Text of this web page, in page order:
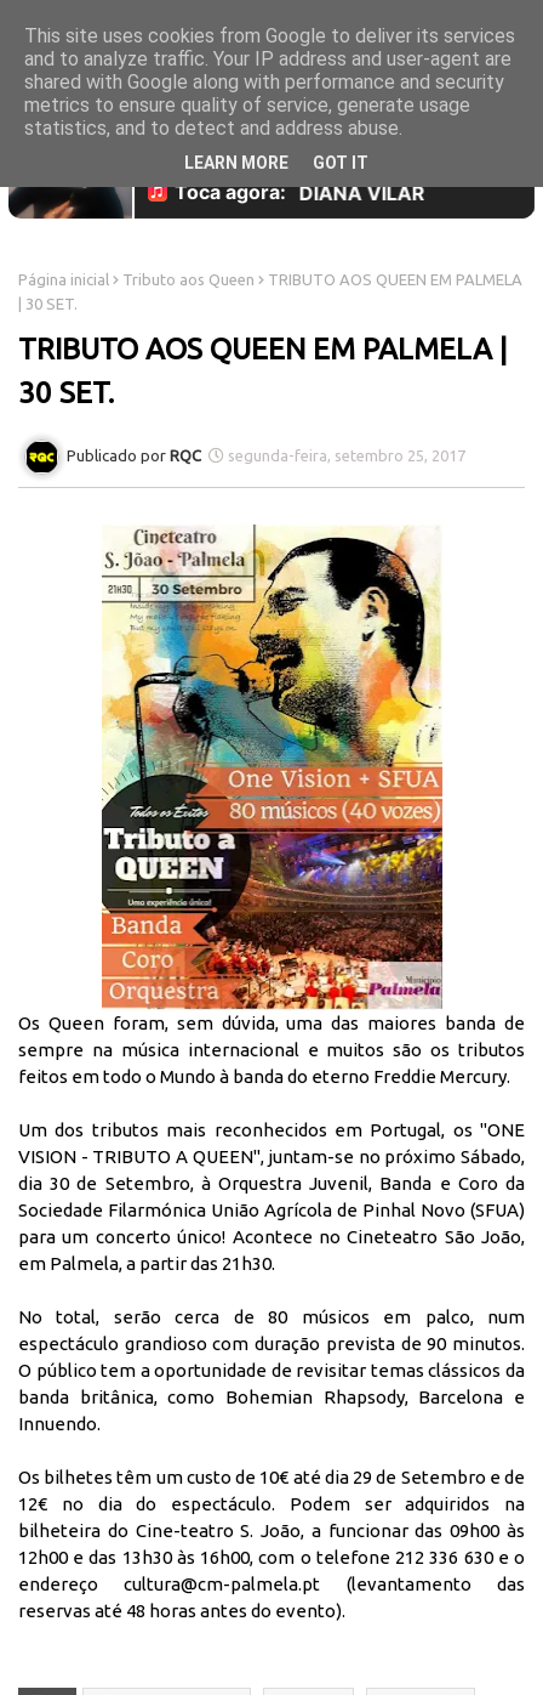
Página inicial Tributo aos Queen
TRIBUTO AOS QUEEN EM PALMELA
| 30 SET.
TRIBUTO AOS QUEEN EM PALMELA |
30 SET.
RQC segunda-feira, setembro 25, 2017
Os Queen foram, sem dúvida, uma das maiores banda de
sempre na música internacional e muitos são os tributos
feitos em todo o Mundo à banda do eterno Freddie Mercury.
Um dos tributos mais reconhecidos em Portugal, os "ONE
VISION - TRIBUTO A QUEEN", juntam-se no próximo Sábado,
dia 30 de Setembro, à Orquestra Juvenil, Banda e Coro da
Sociedade Filarmónica União Agrícola de Pinhal Novo (SFUA)
para um concerto único! Acontece no Cineteatro São João,
em Palmela, a partir das 21h30.
No total, serão cerca de 80 músicos em palco, num
espectáculo grandioso com duração prevista de 90 minutos.
O público tem a oportunidade de revisitar temas clássicos da
banda britânica, como Bohemian Rhapsody, Barcelona e
Innuendo.
Os bilhetes têm um custo de 10€ até dia 29 de Setembro e de
12€ no dia do espectáculo. Podem ser adquiridos na
bilheteira do Cine-teatro S. João, a funcionar das 09h00 às
12h00 e das 13h30 às 16h00, com o telefone 212 336 630 e o
endereçocultura@cm-palmela.pt (levantamento das
reservas até 48 horas antes do evento).
This site uses cookies from Google to deliver its services
and to analyze traffic. Your IP address and user-agent are
shared with Google along with performance and security
metrics to ensure quality of service, generate usage
statistics, and to detect and address abuse.
LEARN MORE GOT IT